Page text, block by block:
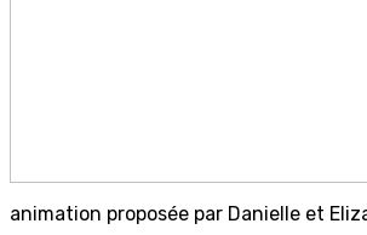
animation proposée par Danielle et